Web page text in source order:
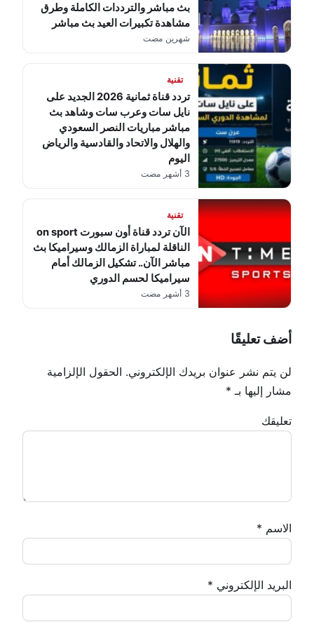
بث مباشر والترددات الكاملة وطرق
مشاهدة تكبيرات العيد بث مباشر
شهرين مضت
تقنية
تردد قناة ثمانية 2026 الجديد على
نايل سات وعرب سات وشاهد بث
مباشر مباريات النصر السعودي
والهلال والاتحاد والقادسية والرياض
اليوم
3 أشهر مضت
تقنية
الآن تردد قناة أون سبورت on sport
الناقلة لمباراة الزمالك وسيراميكا بث
مباشر الآن.. تشكيل الزمالك أمام
سيراميكا لحسم الدوري
3 أشهر مضت
أضف تعليقًا
لن يتم نشر عنوان بريدك الإلكتروني. الحقول الإلزامية
مشار إليها بـ *
تعليقك
الاسم *
البريد الإلكتروني *